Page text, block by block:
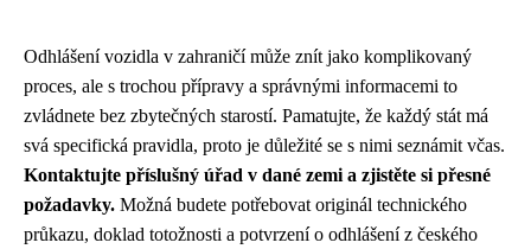
Odhlášení vozidla v zahraničí může znít jako komplikovaný
proces, ale s trochou přípravy a správnými informacemi to
zvládnete bez zbytečných starostí. Pamatujte, že každý stát má
svá specifická pravidla, proto je důležité se s nimi seznámit včas.
Kontaktujte příslušný úřad v dané zemi a zjistěte si přesné
požadavky. Možná budete potřebovat originál technického
průkazu, doklad totožnosti a potvrzení o odhlášení z českého